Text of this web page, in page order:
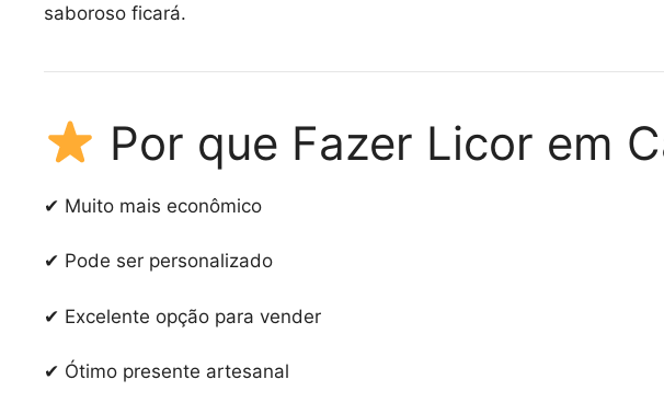
saboroso ficará.
Por que Fazer Licor em
✔ Muito mais econômico
✔ Pode ser personalizado
✔ Excelente opção para vender
✔ Ótimo presente artesanal